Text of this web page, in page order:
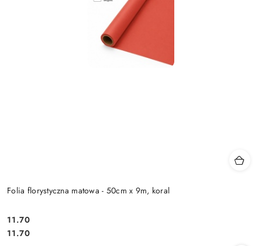
Folia florystyczna matowa - 50cm x 9m, koral
Cena:
11.70
Cena:
11.70